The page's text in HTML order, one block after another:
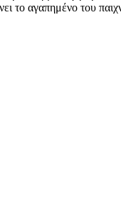
το αγαπημένο του